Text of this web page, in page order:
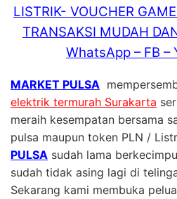
LISTRIK- VOUCHER
TRANSAKSI MUDAH
WhatsApp – FB –
MARKET PULSA
elektrik termurah Surakarta
meraih kesempatan bersama
pulsa maupun token PLN /
PULSA sudah lama
sudah tidak asing lagi di
Sekarang kami membuka